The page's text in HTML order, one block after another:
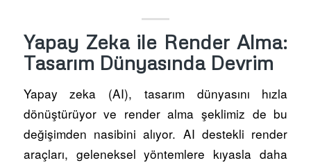
Yapay Zeka ile Render Alma:
Tasarım Dünyasında Devrim
Yapay zeka (AI), tasarım dünyasını hızla
dönüştürüyor ve render alma şeklimiz de bu
değişimden nasibini alıyor. AI destekli render
araçları, geleneksel yöntemlere kıyasla daha